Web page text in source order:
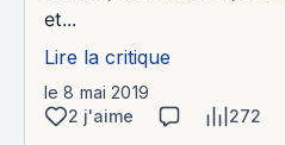
et...
Lire la critique
le 8 mai 2019
2 j'aime
272